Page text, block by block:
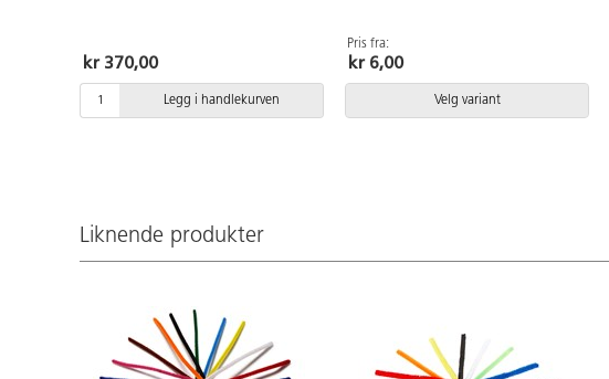
oransje, rød, cerise, lys blå, blå,
grønn, brun, svart og hvit.
kr 370,00
Legg i handlekurven
Pris fra:
kr 6,00
Velg variant
Liknende produkter